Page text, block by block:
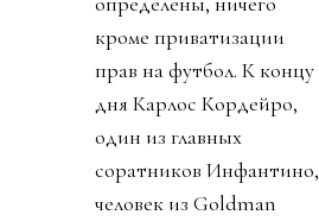
кроме приватизации
прав на футбол. К концу
дня Карлос Кордейро,
один из главных
соратников Инфантино,
человек из Goldman